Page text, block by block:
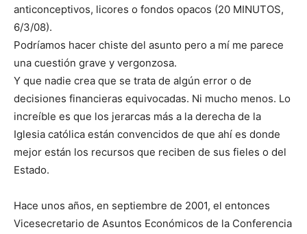
anticonceptivos, licores o fondos opacos (20 MINUTOS,
6/3/08).
Podríamos hacer chiste del asunto pero a mí me parece
una cuestión grave y vergonzosa.
Y que nadie crea que se trata de algún error o de
decisiones financieras equivocadas. Ni mucho menos. Lo
increíble es que los jerarcas más a la derecha de la
Iglesia católica están convencidos de que ahí es donde
mejor están los recursos que reciben de sus fieles o del
Estado.
Hace unos años, en septiembre de 2001, el entonces
Vicesecretario de Asuntos Económicos de la Conferencia